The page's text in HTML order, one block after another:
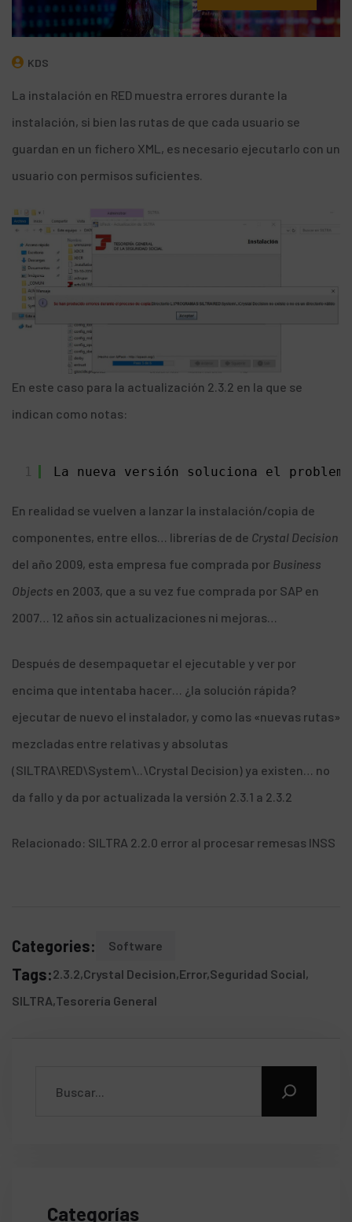
KDS
La instalación en RED muestra errores durante la
instalación, si bien las rutas de que cada usuario se
guardan en un fichero XML, es necesario ejecutarlo con un
usuario con permisos suficientes.
En este caso para la actualización 2.3.2 en la que se
indican como notas:
1 La nueva versión soluciona el
En realidad se vuelven a lanzar la instalación/copia de
componentes, entre ellos… librerías de de Crystal Decision
del año 2009, esta empresa fue comprada por Business
Objects en 2003, que a su vez fue comprada por SAP en
2007… 12 años sin actualizaciones ni mejoras…
Después de desempaquetar el ejecutable y ver por
encima que intentaba hacer… ¿la solución rápida?
ejecutar de nuevo el instalador, y como las «nuevas rutas»
mezcladas entre relativas y absolutas
(SILTRA\RED\System\..\Crystal Decision) ya existen… no
da fallo y da por actualizada la versión 2.3.1 a 2.3.2
Relacionado: SILTRA 2.2.0 error al procesar remesas INSS
Categories: Software
Tags:2.3.2 Crystal Decision Error Seguridad Social
SILTRA Tesorería General
Categorías